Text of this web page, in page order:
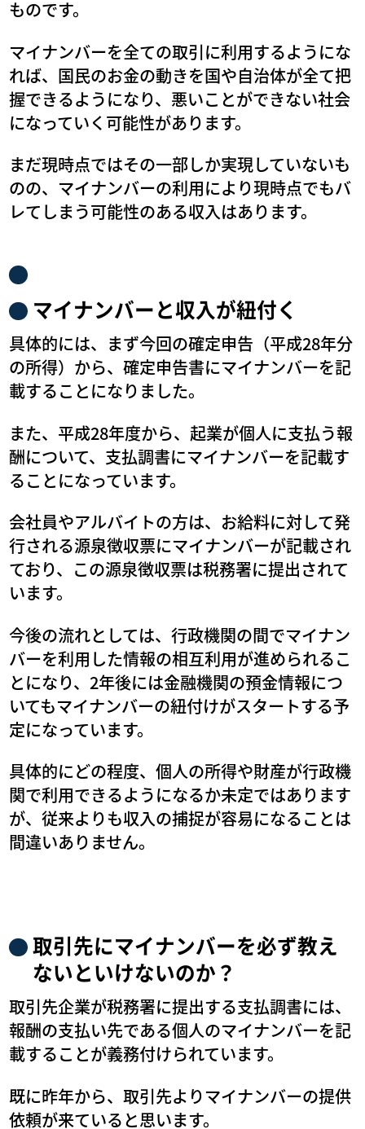
ものです。
マイナンバーを全ての取引に利用するようにな
れば、国民のお金の動きを国や自治体が全て把
握できるようになり、悪いことができない社会
になっていく可能性があります。
まだ現時点ではその一部しか実現していないも
のの、マイナンバーの利用により現時点でもバ
レてしまう可能性のある収入はあります。
マイナンバーと収入が紐付く
具体的には、まず今回の確定申告（平成28年分
の所得）から、確定申告書にマイナンバーを記
載することになりました。
また、平成28年度から、起業が個人に支払う報
酬について、支払調書にマイナンバーを記載す
ることになっています。
会社員やアルバイトの方は、お給料に対して発
行される源泉徴収票にマイナンバーが記載され
ており、この源泉徴収票は税務署に提出されて
います。
今後の流れとしては、行政機関の間でマイナン
バーを利用した情報の相互利用が進められるこ
とになり、2年後には金融機関の預金情報につ
いてもマイナンバーの紐付けがスタートする予
定になっています。
具体的にどの程度、個人の所得や財産が行政機
関で利用できるようになるか未定ではあります
が、従来よりも収入の捕捉が容易になることは
間違いありません。
取引先にマイナンバーを必ず教え
ないといけないのか？
取引先企業が税務署に提出する支払調書には、
報酬の支払い先である個人のマイナンバーを記
載することが義務付けられています。
既に昨年から、取引先よりマイナンバーの提供
依頼が来ていると思います。